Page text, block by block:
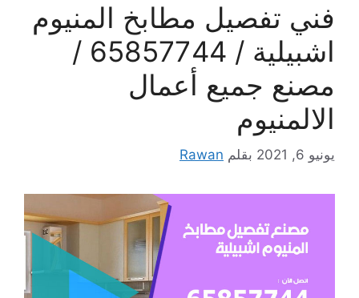
فني تفصيل مطابخ المنيوم
اشبيلية / 65857744 /
مصنع جميع أعمال
الالمنيوم
يونيو 6, 2021 بقلم Rawan